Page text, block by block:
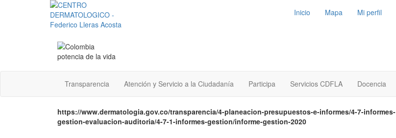
Inicio Mapa Mi perfil
Transparencia Atención y Servicio a la Ciudadanía Participa Servicios CDFLA Docencia
https://www.dermatologia.gov.co/transparencia/4-planeacion-presupuestos-e-informes/4-7-informes-
gestion-evaluacion-auditoria/4-7-1-informes-gestion/informe-gestion-2020